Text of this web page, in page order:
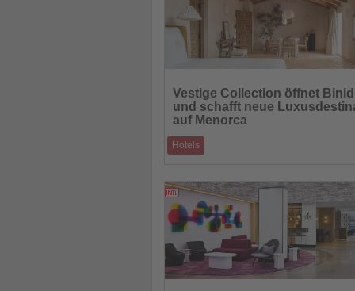
Sie
die
Nachrichten
Vestige Collection öffnet
und schafft neue
auf Menorca
Hotels
und Erlebnis im Norden der Insel
30.04.2026